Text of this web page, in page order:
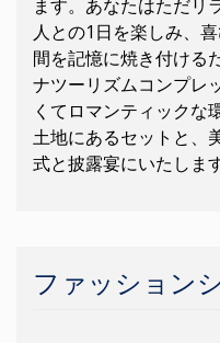
ます。あなたはただリ
人との1日を楽しみ、
間を記憶に焼き付ける
ナツーリズムコンプレ
くてロマンティックな
土地にあるセットと、
式と披露宴にいたします
ファッション